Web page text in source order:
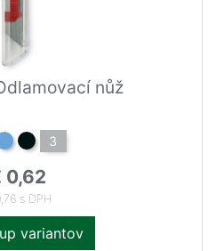
nůž
3
0,62
s DPH
variantov